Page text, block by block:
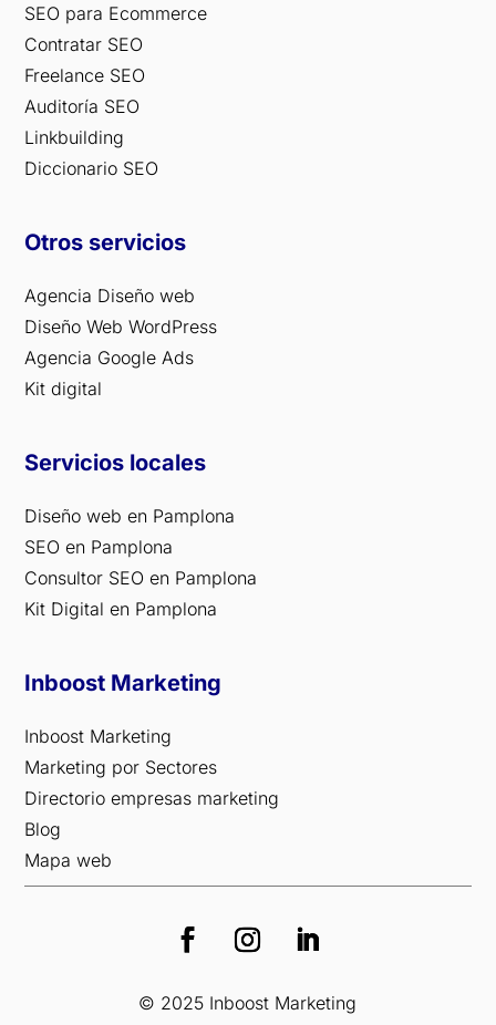
SEO para Ecommerce
Contratar SEO
Freelance SEO
Auditoría SEO
Linkbuilding
Diccionario SEO
Otros servicios
Agencia Diseño web
Diseño Web WordPress
Agencia Google Ads
Kit digital
Servicios locales
Diseño web en Pamplona
SEO en Pamplona
Consultor SEO en Pamplona
Kit Digital en Pamplona
Inboost Marketing
Inboost Marketing
Marketing por Sectores
Directorio empresas marketing
Blog
Mapa web
© 2025 Inboost Marketing